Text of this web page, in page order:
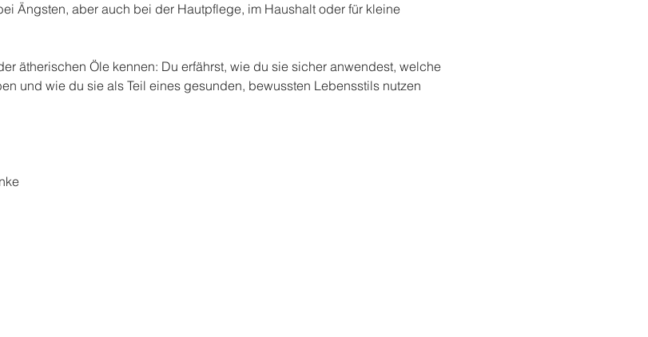
Ängsten, aber auch bei der Hautpflege, im Haushalt oder für kleine
ätherischen Öle kennen: Du erfährst, wie du sie sicher anwendest, welche
und wie du sie als Teil eines gesunden, bewussten Lebensstils nutzen